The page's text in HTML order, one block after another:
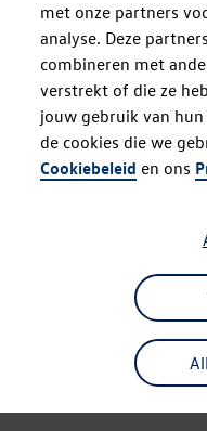
met onze partners
analyse. Deze
combineren met
verstrekt of die ze
jouw gebruik van
de cookies die we
Cookiebeleid en ons
Something
refreshing the